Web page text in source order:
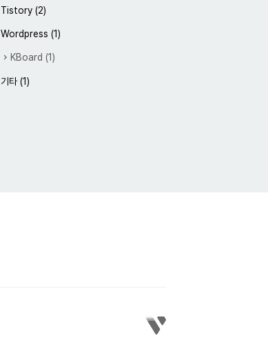
Tistory (2)
Wordpress (1)
KBoard (1)
기타 (1)